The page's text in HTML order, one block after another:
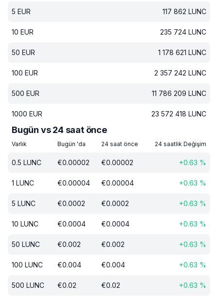
5 EUR 117 862 LUNC
10 EUR 235 724 LUNC
50 EUR 1 178 621 LUNC
100 EUR 2 357 242 LUNC
500 EUR 11 786 209 LUNC
1000 EUR 23 572 418 LUNC
Bugün vs 24 saat önce
Varlık Bugün 'da 24 saat önce 24 saatlik Değişim
0.5 LUNC €0.00002 €0.00002 +0.63 %
1 LUNC €0.00004 €0.00004 +0.63 %
5 LUNC €0.0002 €0.0002 +0.63 %
10 LUNC €0.0004 €0.0004 +0.63 %
50 LUNC €0.002 €0.002 +0.63 %
100 LUNC €0.004 €0.004 +0.63 %
500 LUNC €0.02 €0.02 +0.63 %